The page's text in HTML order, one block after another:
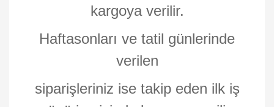
kargoya verilir.
Haftasonları ve tatil günlerinde
verilen
siparişleriniz ise takip eden ilk iş